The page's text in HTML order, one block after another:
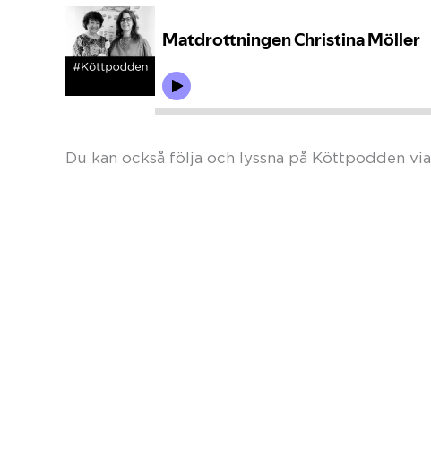
Du kan också följa och lyssna på Köttpodden via